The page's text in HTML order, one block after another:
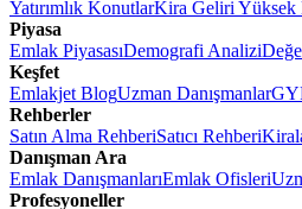
Yatırımlık KonutlarKira Geliri Yüksek
Piyasa
Emlak PiyasasıDemografi Analizi
Keşfet
Emlakjet BlogUzman Danışmanlar
Rehberler
Satın Alma RehberiSatıcı Rehberi
Danışman Ara
Emlak DanışmanlarıEmlak Ofisleri
Profesyoneller